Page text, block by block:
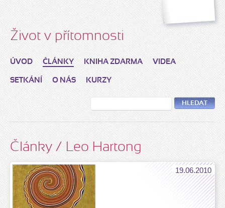
Život v přítomnosti
ÚVOD ČLÁNKY KNIHA ZDARMA VIDEA
SETKÁNÍ O NÁS KURZY
HLEDAT
Články / Leo Hartong
19.06.2010